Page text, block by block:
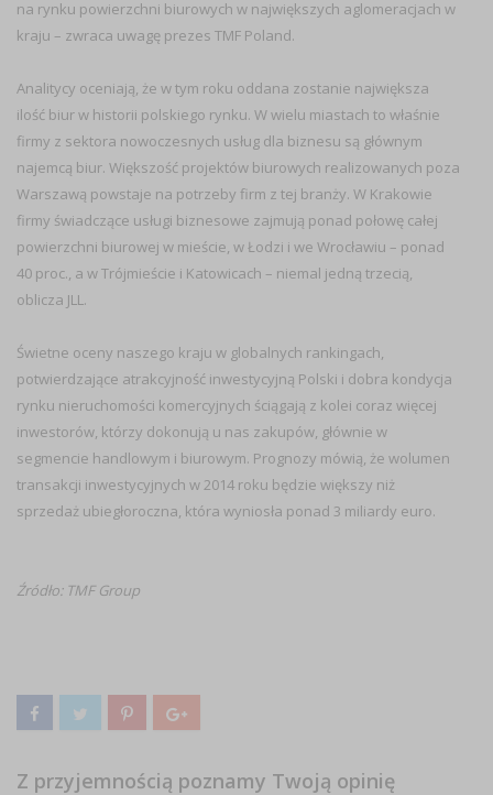
na rynku powierzchni biurowych w największych aglomeracjach w
kraju – zwraca uwagę prezes TMF Poland.
Analitycy oceniają, że w tym roku oddana zostanie największa
ilość biur w historii polskiego rynku. W wielu miastach to właśnie
firmy z sektora nowoczesnych usług dla biznesu są głównym
najemcą biur. Większość projektów biurowych realizowanych poza
Warszawą powstaje na potrzeby firm z tej branży. W Krakowie
firmy świadczące usługi biznesowe zajmują ponad połowę całej
powierzchni biurowej w mieście, w Łodzi i we Wrocławiu – ponad
40 proc., a w Trójmieście i Katowicach – niemal jedną trzecią,
oblicza JLL.
Świetne oceny naszego kraju w globalnych rankingach,
potwierdzające atrakcyjność inwestycyjną Polski i dobra kondycja
rynku nieruchomości komercyjnych ściągają z kolei coraz więcej
inwestorów, którzy dokonują u nas zakupów, głównie w
segmencie handlowym i biurowym. Prognozy mówią, że wolumen
transakcji inwestycyjnych w 2014 roku będzie większy niż
sprzedaż ubiegłoroczna, która wyniosła ponad 3 miliardy euro.
Źródło: TMF Group
Z przyjemnością poznamy Twoją opinię